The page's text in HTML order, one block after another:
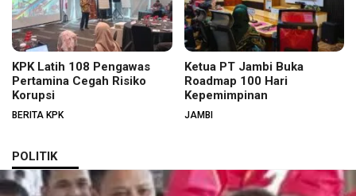
KPK Latih 108 Pengawas
Pertamina Cegah Risiko
Korupsi
BERITA KPK
Ketua PT Jambi Buka
Roadmap 100 Hari
Kepemimpinan
JAMBI
POLITIK